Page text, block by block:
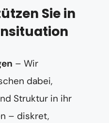
Sie in
– Wir
dabei,
Struktur in ihr
– diskret,